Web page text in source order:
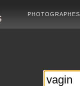
PHOTOGRAPHES